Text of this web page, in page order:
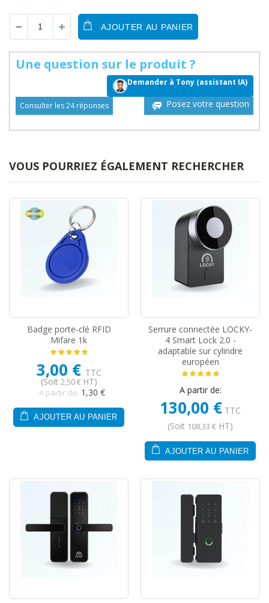
AJOUTER AU PANIER
Une question sur le produit ?
Demander à Tony (assistant IA)
Consulter les 24 réponses Posez votre question
VOUS POURRIEZ ÉGALEMENT RECHERCHER
Badge porte-clé RFID
Mifare 1k
3,00 € TTC
(Soit 2,50 € HT)
A partir de: 1,30 €
AJOUTER AU PANIER
Serrure connectée LOCKY-
4 Smart Lock 2.0 -
adaptable sur cylindre
européen
A partir de:
130,00 € TTC
(Soit 108,33 € HT)
AJOUTER AU PANIER